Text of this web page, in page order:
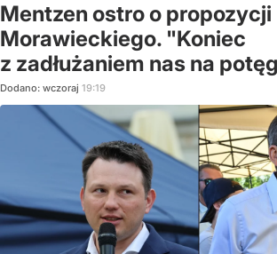
Mentzen ostro o propozycji
Morawieckiego. "Koniec
z zadłużaniem nas na
Dodano: wczoraj 19:19